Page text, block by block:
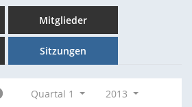
Mitglieder
Sitzungen
Quartal 1
2013